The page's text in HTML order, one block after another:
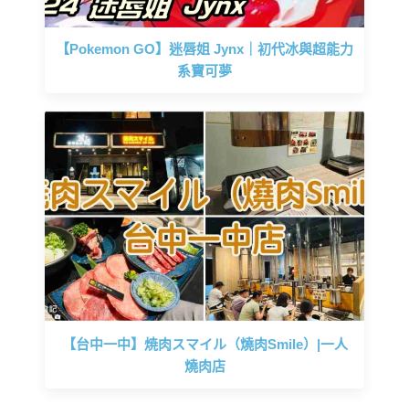
【Pokemon GO】迷唇姐 Jynx｜初代冰與超能力
系寶可夢
【台中一中】焼肉スマイル（燒肉Smile）|一人
燒肉店